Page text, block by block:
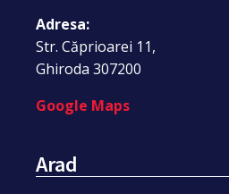
Adresa:
Str. Căprioarei 11,
Ghiroda 307200
Google Maps
Arad